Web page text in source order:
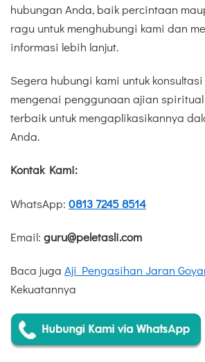
hubungan Anda, baik percintaan
ragu untuk menghubungi kami dan
informasi lebih lanjut.
Segera hubungi kami untuk
mengenai penggunaan ajian
terbaik untuk mengaplikasikannya
Anda.
Kontak Kami:
WhatsApp: 0813 7245 8514
Email: guru@peletasli.com
Baca juga Aji Pengasihan Jaran
Kekuatannya